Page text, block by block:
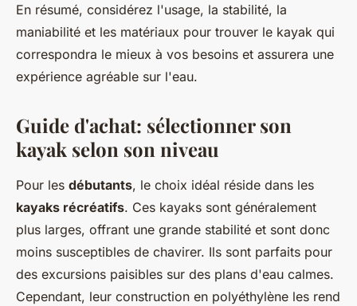
En résumé, considérez l'usage, la stabilité, la
maniabilité et les matériaux pour trouver le kayak qui
correspondra le mieux à vos besoins et assurera une
expérience agréable sur l'eau.
Guide d'achat: sélectionner son
kayak selon son niveau
Pour les débutants, le choix idéal réside dans les
kayaks récréatifs. Ces kayaks sont généralement
plus larges, offrant une grande stabilité et sont donc
moins susceptibles de chavirer. Ils sont parfaits pour
des excursions paisibles sur des plans d'eau calmes.
Cependant, leur construction en polyéthylène les rend